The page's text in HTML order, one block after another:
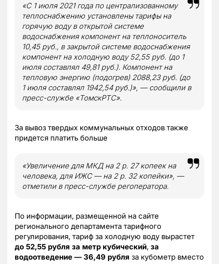
«С 1 июля 2021 года по централизованному
теплоснабжению установлены тарифы на
горячую воду в открытой системе
водоснабжения компонент на теплоноситель
10,45 руб., в закрытой системе водоснабжения
компонент на холодную воду 52,55 руб. (до 1
июля составлял 49,81 руб.). Компонент на
тепловую энергию (подогрев) 2088,23 руб. (до
1 июля составлял 1942,54 руб.)», — сообщили в
пресс-службе «ТомскРТС».
За вывоз твердых коммунальных отходов также
придется платить больше
«Увеличение для МКД на 2 р. 27 копеек на
человека, для ИЖС — на 2 р. 32 копейки», —
отметили в пресс-службе регоператора.
По информации, размещенной на сайте
регионального департамента тарифного
регулирования, тариф за холодную воду вырастет
до 52,55 рубля за метр кубический, за
водоотведение — 36,49 рубля за кубометр вместо